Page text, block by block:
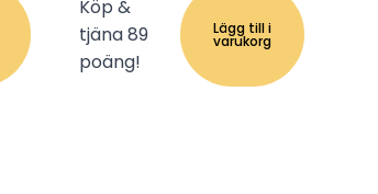
Köp &
tjäna 89
poäng!
Lägg till i
varukorg